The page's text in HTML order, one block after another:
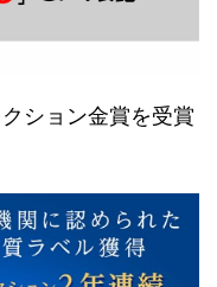
ション金賞を受賞